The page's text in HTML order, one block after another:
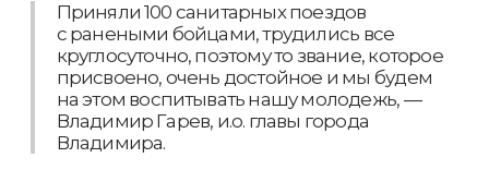
Приняли 100 санитарных поездов
с ранеными бойцами, трудились все
круглосуточно, поэтому то звание, которое
присвоено, очень достойное и мы будем
на этом воспитывать нашу молодежь, —
Владимир Гарев, и.о. главы города
Владимира.